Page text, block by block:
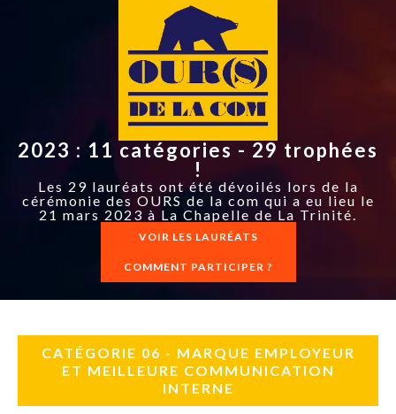
2023 : 11 catégories - 29 trophées
!
Les 29 lauréats ont été dévoilés lors de la
cérémonie des OURS de la com qui a eu lieu le
21 mars 2023 à La Chapelle de La Trinité.
VOIR LES LAURÉATS
COMMENT PARTICIPER ?
CATÉGORIE 06 - MARQUE EMPLOYEUR
ET MEILLEURE COMMUNICATION
INTERNE